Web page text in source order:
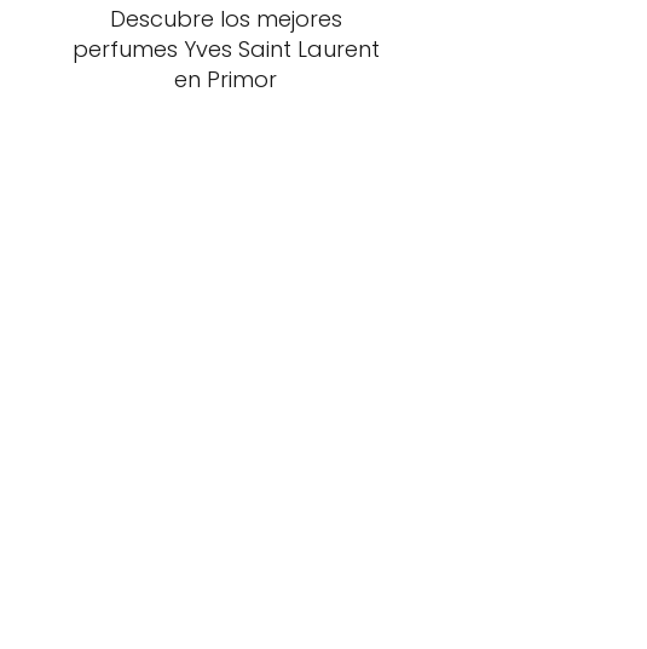
Descubre los mejores
perfumes Yves Saint Laurent
en Primor